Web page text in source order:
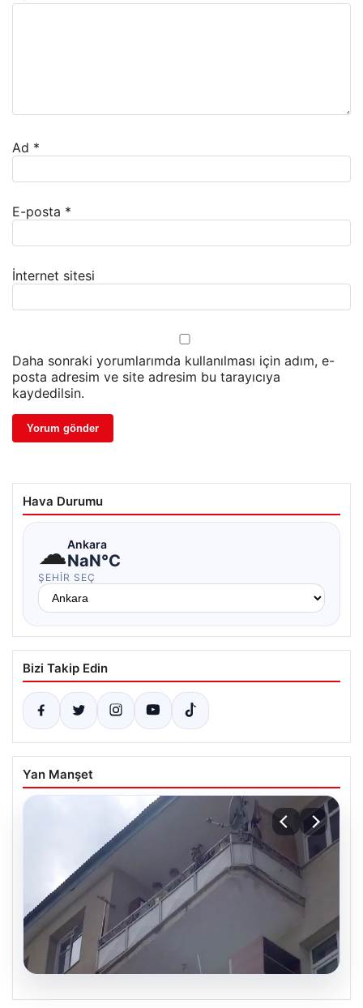
Ad *
E-posta *
İnternet sitesi
Daha sonraki yorumlarımda kullanılması için adım, e-
posta adresim ve site adresim bu tarayıcıya
kaydedilsin.
Hava Durumu
☁Ankara
NaN°C
ŞEHIR SEÇ
Bizi Takip Edin
Yan Manşet